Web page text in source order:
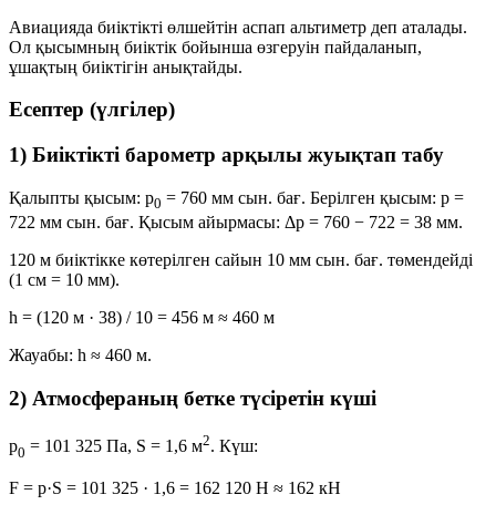
Авиацияда биіктікті өлшейтін аспап альтиметр деп аталады.
Ол қысымның биіктік бойынша өзгеруін пайдаланып,
ұшақтың биіктігін анықтайды.
Есептер (үлгілер)
1) Биіктікті барометр арқылы жуықтап табу
Қалыпты қысым: p0 = 760 мм сын. бағ. Берілген қысым: p =
722 мм сын. бағ. Қысым айырмасы: Δp = 760 − 722 = 38 мм.
120 м биіктікке көтерілген сайын 10 мм сын. бағ. төмендейді
(1 см = 10 мм).
h = (120 м · 38) / 10 = 456 м ≈ 460 м
Жауабы: h ≈ 460 м.
2) Атмосфераның бетке түсіретін күші
p0 = 101 325 Па, S = 1,6 м2. Күш:
F = p·S = 101 325 · 1,6 = 162 120 Н ≈ 162 кН